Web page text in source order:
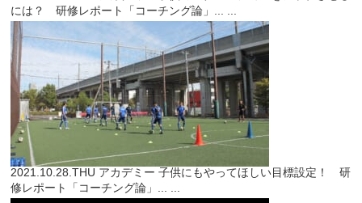
には？ 研修レポート「コーチング論」... ...
2021.10.28.THU アカデミー 子供にもやってほしい目標設定！ 研
修レポート「コーチング論」... ...